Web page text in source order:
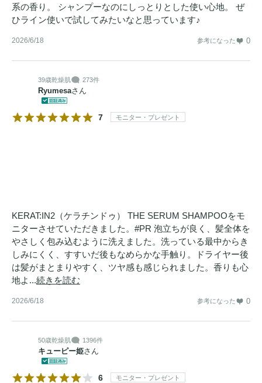
ベストな処方で配合。傷んだ髪をダイレクトにケアすること
で、
洗うたび、乾かすたびに、
とまとまりがよみがえる。髪
た撫でたくなる髪」を叶えます。
【カシミヤケラチンPPT*2で、補修を仕上げる】PPT*2は髪
【ケラチン*3で満たされた髪を、熱で仕上げる補修。】洗う
ことでケラチン*3を届けたその髪に、「熱で仕上げる補修」
を―。
仕込む、整える、熱で完成させる。ベースとなるのは、髪と
同じケラチン由来の
たのは、熱で美しさを定着させる2つのラクトン成分*1。熱
ン*1で満たされた髪が、熱とともに整っていく。触れた瞬
間、もう感じる。補修され、健やかさが定着した髪をつく
る、サロン 品質 トリートメント。
系の香り。 シャンプーなのにしっとりとした使い心地。 ぜ
ひライン使いで試してみたいなと思っています♪
2026/6/18 参考になった 0
39歳乾燥肌 273件
Ryumesaさん
7 モニター・プレゼント
KERAT:IN2（ケラチンドゥ） THE SERUM SHAMPOOをモ
ニターさせていただきました。#PR 泡立ちが良く、髪全体を
やさしく包み込むように洗えました。洗っている最中からき
しみにくく、すすいだ後もなめらかな手触り。ドライヤー後
は髪がまとまりやすく、ツヤ感も感じられました。香りも心
地よ...続きを読む
2026/6/18 参考になった 0
50歳乾燥肌 1396件
キューピー姫さん
6 モニター・プレゼント